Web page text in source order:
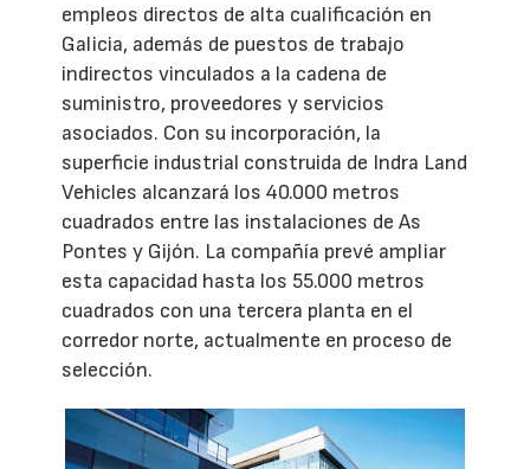
empleos directos de alta cualificación en
Galicia, además de puestos de trabajo
indirectos vinculados a la cadena de
suministro, proveedores y servicios
asociados. Con su incorporación, la
superficie industrial construida de Indra Land
Vehicles alcanzará los 40.000 metros
cuadrados entre las instalaciones de As
Pontes y Gijón. La compañía prevé ampliar
esta capacidad hasta los 55.000 metros
cuadrados con una tercera planta en el
corredor norte, actualmente en proceso de
selección.